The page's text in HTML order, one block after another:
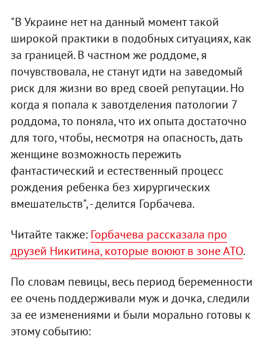
"В Украине нет на данный момент такой
широкой практики в подобных ситуациях, как
за границей. В частном же роддоме, я
почувствовала, не станут идти на заведомый
риск для жизни во вред своей репутации. Но
когда я попала к завотделения патологии 7
роддома, то поняла, что их опыта достаточно
для того, чтобы, несмотря на опасность, дать
женщине возможность пережить
фантастический и естественный процесс
рождения ребенка без хирургических
вмешательств", - делится Горбачева.
Читайте также: Горбачева рассказала про
друзей Никитина, которые воюют в зоне АТО.
По словам певицы, весь период беременности
ее очень поддерживали муж и дочка, следили
за ее изменениями и были морально готовы к
этому событию: